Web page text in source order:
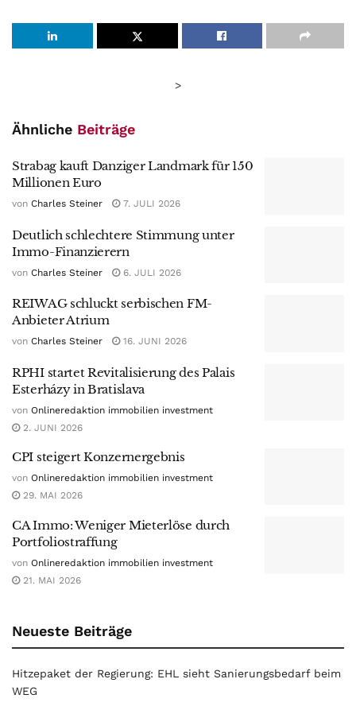
>
Ähnliche Beiträge
Strabag kauft Danziger Landmark für 150
Millionen Euro
von Charles Steiner 7. JULI 2026
Deutlich schlechtere Stimmung unter
Immo-Finanzierern
von Charles Steiner 6. JULI 2026
REIWAG schluckt serbischen FM-
Anbieter Atrium
von Charles Steiner 16. JUNI 2026
RPHI startet Revitalisierung des Palais
Esterházy in Bratislava
von Onlineredaktion immobilien investment
2. JUNI 2026
CPI steigert Konzernergebnis
von Onlineredaktion immobilien investment
29. MAI 2026
CA Immo: Weniger Mieterlöse durch
Portfoliostraffung
von Onlineredaktion immobilien investment
21. MAI 2026
Neueste Beiträge
Hitzepaket der Regierung: EHL sieht Sanierungsbedarf beim
WEG